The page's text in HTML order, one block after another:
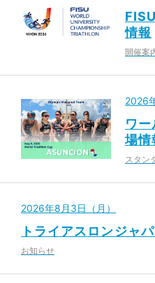
情報
開催案
2026
ワ
場情
スタン
2026年8月3日（月）
トライアスロンジャ
お知らせ